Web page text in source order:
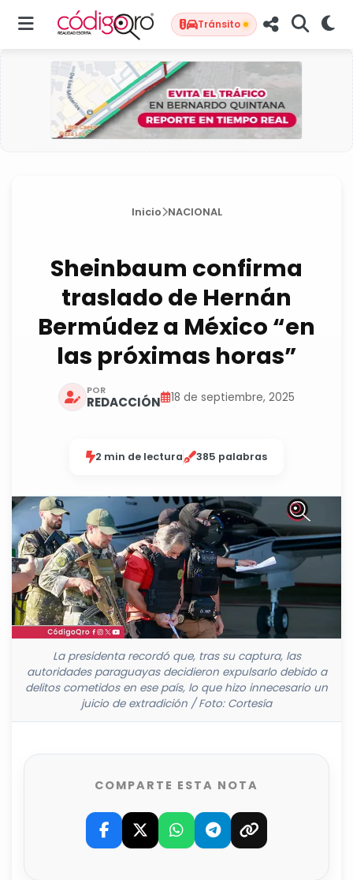
Tránsito
Inicio NACIONAL
Sheinbaum confirma
traslado de Hernán
Bermúdez a México “en
las próximas horas”
POR
REDACCIÓN 18 de septiembre, 2025
2 min de lectura 385 palabras
La presidenta recordó que, tras su captura, las
autoridades paraguayas decidieron expulsarlo debido a
delitos cometidos en ese país, lo que hizo innecesario un
juicio de extradición / Foto: Cortesía
COMPARTE ESTA NOTA